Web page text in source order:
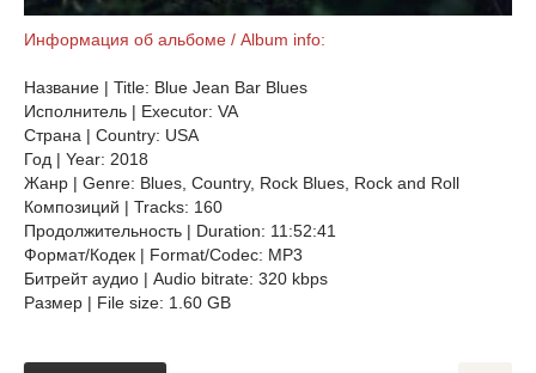
Информация об альбоме / Album info:
Название | Title: Blue Jean Bar Blues
Исполнитель | Executor: VA
Страна | Country: USA
Год | Year: 2018
Жанр | Genre: Blues, Country, Rock Blues, Rock and Roll
Композиций | Tracks: 160
Продолжительность | Duration: 11:52:41
Формат/Кодек | Format/Codec: MP3
Битрейт аудио | Audio bitrate: 320 kbps
Размер | File size: 1.60 GB